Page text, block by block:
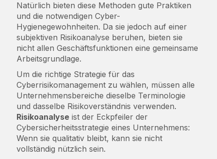
Natürlich bieten diese Methoden gute Praktiken
und die notwendigen Cyber-
Hygienegewohnheiten. Da sie jedoch auf einer
subjektiven Risikoanalyse beruhen, bieten sie
nicht allen Geschäftsfunktionen eine gemeinsame
Arbeitsgrundlage.
Um die richtige Strategie für das
Cyberrisikomanagement zu wählen, müssen alle
Unternehmensbereiche dieselbe Terminologie
und dasselbe Risikoverständnis verwenden.
Risikoanalyseist der Eckpfeiler der
Cybersicherheitsstrategie eines Unternehmens:
Wenn sie qualitativ bleibt, kann sie nicht
vollständig nützlich sein.